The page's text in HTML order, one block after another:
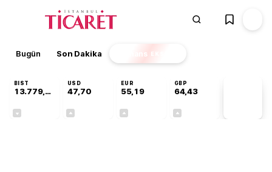
Bugün Son Dakika Finans EKSTRA
BIST
13.779,39
USD
47,70
EUR
55,19
GBP
64,43